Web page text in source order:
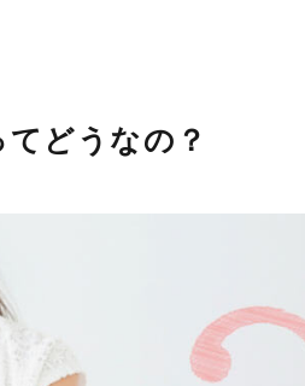
どうなの？